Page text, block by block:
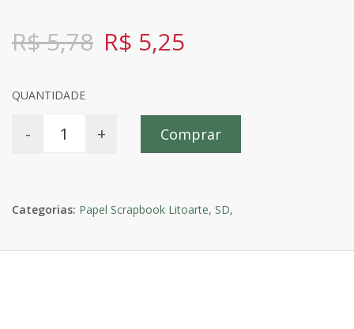
R$ 5,78 R$ 5,25
QUANTIDADE
- + Comprar
Categorias: Papel Scrapbook Litoarte, SD,